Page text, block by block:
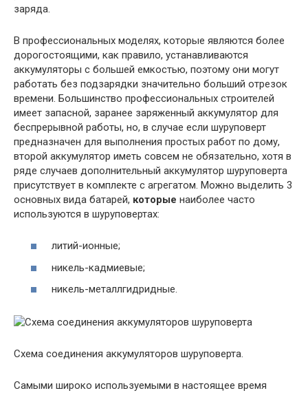
заряда.
В профессиональных моделях, которые являются более
дорогостоящими, как правило, устанавливаются
аккумуляторы с большей емкостью, поэтому они могут
работать без подзарядки значительно больший отрезок
времени. Большинство профессиональных строителей
имеет запасной, заранее заряженный аккумулятор для
беспрерывной работы, но, в случае если шуруповерт
предназначен для выполнения простых работ по дому,
второй аккумулятор иметь совсем не обязательно, хотя в
ряде случаев дополнительный аккумулятор шуруповерта
присутствует в комплекте с агрегатом. Можно выделить 3
основных вида батарей, которые наиболее часто
используются в шуруповертах:
литий-ионные;
никель-кадмиевые;
никель-металлгидридные.
Схема соединения аккумуляторов шуруповерта.
Самыми широко используемыми в настоящее время